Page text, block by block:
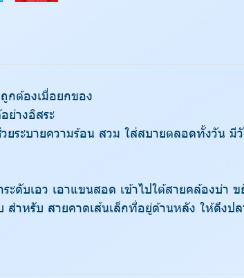
กต้องเมื่อยกของ
ย่างอิสระ
ระบายความร้อน สวม ใส่สบายตลอดทั้งวัน
ดับเอว เอาแขนสอด เข้าไปใต้สายคล้องบ่า
ำหรับ สายคาดเส้นเล็กที่อยู่ด้านหลัง ให้ดึง